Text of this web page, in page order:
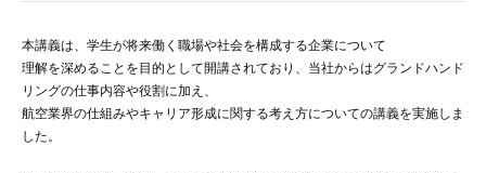
採用FAQ
本講義は、学生が将来働く職場や社会を構成する企業について
理解を深めることを目的として開講されており、当社からはグランドハンド
リングの仕事内容や役割に加え、
航空業界の仕組みやキャリア形成に関する考え方についての講義を実施しま
した。